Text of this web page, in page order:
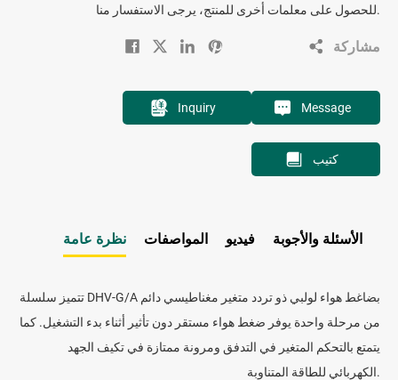
للحصول على معلمات أخرى للمنتج، يرجى الاستفسار منا.
مشاركة
Inquiry Message
كتيب
نظرة عامة المواصفات فيديو الأسئلة والأجوبة
تتميز سلسلة DHV-G/A بضاغط هواء لولبي ذو تردد متغير مغناطيسي دائم
من مرحلة واحدة يوفر ضغط هواء مستقر دون تأثير أثناء بدء التشغيل. كما
يتمتع بالتحكم المتغير في التدفق ومرونة ممتازة في تكيف الجهد
الكهربائي للطاقة المتناوبة.